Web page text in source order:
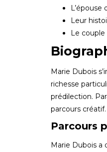
L’épouse
Leur
Le couple
Marie Dubois
richesse
prédilection.
parcours créatif.
Parcours
Marie Dubois a